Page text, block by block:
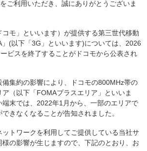
ご利用いただき、誠にありがとうございま
モ」といいます）が提供する第三世代移動
(以下「3G」といいます)については、2026
ビスを終了することがドコモから公表され
集約の影響により、ドコモの800MHz帯の
（以下「FOMAプラスエリア」といいま
末では、2022年1月から、一部のエリアで
きなくなることが告知されました。
ットワークを利用してご提供している当社サ
の影響が生じますので、下記のとおり、お